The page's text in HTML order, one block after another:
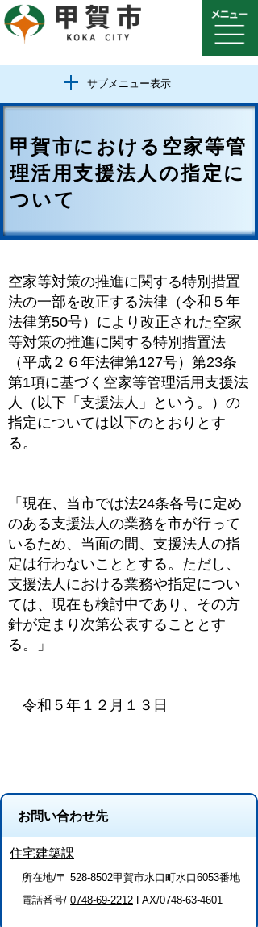
サブメニュー表示
甲賀市における空家等管
理活用支援法人の指定に
ついて
空家等対策の推進に関する特別措置
法の一部を改正する法律（令和５年
法律第50号）により改正された空家
等対策の推進に関する特別措置法
（平成２６年法律第127号）第23条
第1項に基づく空家等管理活用支援法
人（以下「支援法人」という。）の
指定については以下のとおりとす
る。
「現在、当市では法24条各号に定め
のある支援法人の業務を市が行って
いるため、当面の間、支援法人の指
定は行わないこととする。ただし、
支援法人における業務や指定につい
ては、現在も検討中であり、その方
針が定まり次第公表することとす
る。」
令和５年１２月１３日
お問い合わせ先
住宅建築課
所在地/〒 528-8502甲賀市水口町水口6053番地
電話番号/ 0748-69-2212 FAX/0748-63-4601